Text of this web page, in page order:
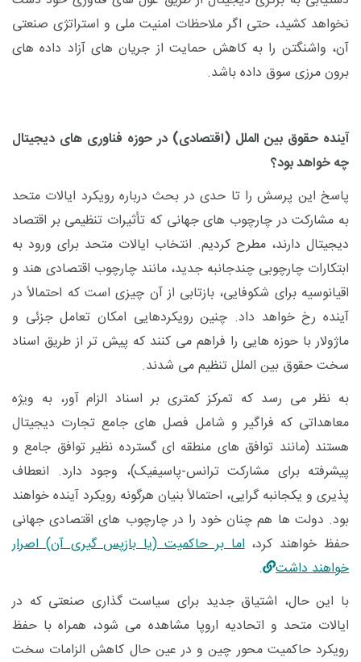
نخواهد کشید، حتی اگر ملاحظات امنیت ملی و استراتژی صنعتی
آن، واشنگتن را به کاهش حمایت از جریان‌ های آزاد داده‌ های
برون‌ مرزی سوق داده باشد.
آینده حقوق بین‌ الملل (اقتصادی) در حوزه فناوری ‌های دیجیتال
چه خواهد بود؟
پاسخ این پرسش را تا حدی در بحث درباره رویکرد ایالات متحد
به مشارکت در چارچوب ‌های جهانی که تأثیرات تنظیمی بر اقتصاد
دیجیتال دارند، مطرح کردیم. انتخاب ایالات متحد برای ورود به
ابتکارات چارچوبی چندجانبه جدید، مانند چارچوب اقتصادی هند و
اقیانوسیه برای شکوفایی، بازتابی از آن چیزی است که احتمالاً در
آینده رخ خواهد داد. چنین رویکردهایی امکان تعامل جزئی و
ماژولار با حوزه‌ هایی را فراهم می ‌کنند که پیش ‌تر از طریق اسناد
سخت حقوق بین ‌الملل تنظیم می‌ شدند.
به نظر می ‌رسد که تمرکز کمتری بر اسناد الزام ‌آور، به ‌ویژه
معاهداتی که فراگیر و شامل فصل ‌های جامع تجارت دیجیتال
هستند (مانند توافق ‌های منطقه‌ ای گسترده نظیر توافق جامع و
پیشرفته برای مشارکت ترانس-پاسیفیک)، وجود دارد. انعطاف
‌پذیری و یکجانبه ‌گرایی، احتمالاً بنیان هرگونه رویکرد آینده خواهند
بود. دولت ‌ها هم چنان خود را در چارچوب ‌های اقتصادی جهانی
حفظ خواهند کرد،اما بر حاکمیت (یا بازپس‌ گیری آن) اصرار
خواهند داشت
.
با این حال، اشتیاق جدید برای سیاست‌ گذاری صنعتی که در
ایالات متحد و اتحادیه اروپا مشاهده می ‌شود، همراه با حفظ
رویکرد حاکمیت ‌محور چین و در عین حال کاهش الزامات سخت‌